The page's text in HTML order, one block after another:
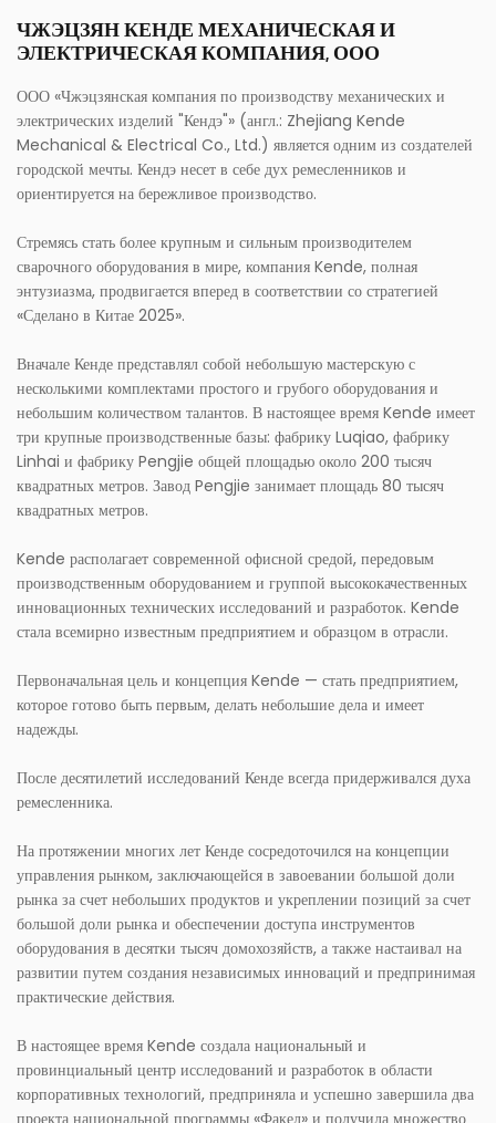
ЧЖЭЦЗЯН КЕНДЕ МЕХАНИЧЕСКАЯ И
ЭЛЕКТРИЧЕСКАЯ КОМПАНИЯ, ООО
ООО «Чжэцзянская компания по производству механических и
электрических изделий "Кендэ"» (англ.: Zhejiang Kende
Mechanical & Electrical Co., Ltd.) является одним из создателей
городской мечты. Кендэ несет в себе дух ремесленников и
ориентируется на бережливое производство.
Стремясь стать более крупным и сильным производителем
сварочного оборудования в мире, компания Kende, полная
энтузиазма, продвигается вперед в соответствии со стратегией
«Сделано в Китае 2025».
Вначале Кенде представлял собой небольшую мастерскую с
несколькими комплектами простого и грубого оборудования и
небольшим количеством талантов. В настоящее время Kende имеет
три крупные производственные базы: фабрику Luqiao, фабрику
Linhai и фабрику Pengjie общей площадью около 200 тысяч
квадратных метров. Завод Pengjie занимает площадь 80 тысяч
квадратных метров.
Kende располагает современной офисной средой, передовым
производственным оборудованием и группой высококачественных
инновационных технических исследований и разработок. Kende
стала всемирно известным предприятием и образцом в отрасли.
Первоначальная цель и концепция Kende — стать предприятием,
которое готово быть первым, делать небольшие дела и имеет
надежды.
После десятилетий исследований Кенде всегда придерживался духа
ремесленника.
На протяжении многих лет Кенде сосредоточился на концепции
управления рынком, заключающейся в завоевании большой доли
рынка за счет небольших продуктов и укреплении позиций за счет
большой доли рынка и обеспечении доступа инструментов
оборудования в десятки тысяч домохозяйств, а также настаивал на
развитии путем создания независимых инноваций и предпринимая
практические действия.
В настоящее время Kende создала национальный и
провинциальный центр исследований и разработок в области
корпоративных технологий, предприняла и успешно завершила два
проекта национальной программы «Факел» и получила множество